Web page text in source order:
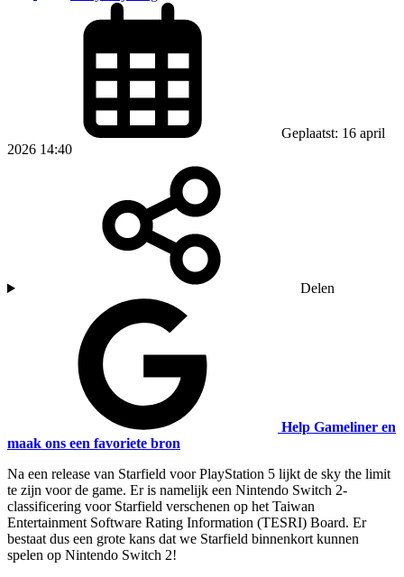
Geplaatst: 16 april
2026 14:40
Delen
Help Gameliner en
maak ons een favoriete bron
Na een release van Starfield voor PlayStation 5 lijkt de sky the limit
te zijn voor de game. Er is namelijk een Nintendo Switch 2-
classificering voor Starfield verschenen op het Taiwan
Entertainment Software Rating Information (TESRI) Board. Er
bestaat dus een grote kans dat we Starfield binnenkort kunnen
spelen op Nintendo Switch 2!